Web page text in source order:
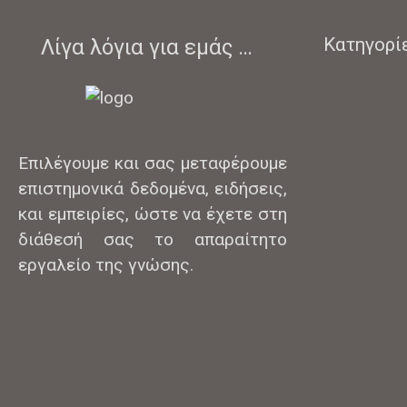
Λίγα λόγια για εμάς …
Επιλέγουμε και σας μεταφέρουμε
επιστημονικά δεδομένα, ειδήσεις,
και εμπειρίες, ώστε να έχετε στη
διάθεσή σας το απαραίτητο
εργαλείο της γνώσης.